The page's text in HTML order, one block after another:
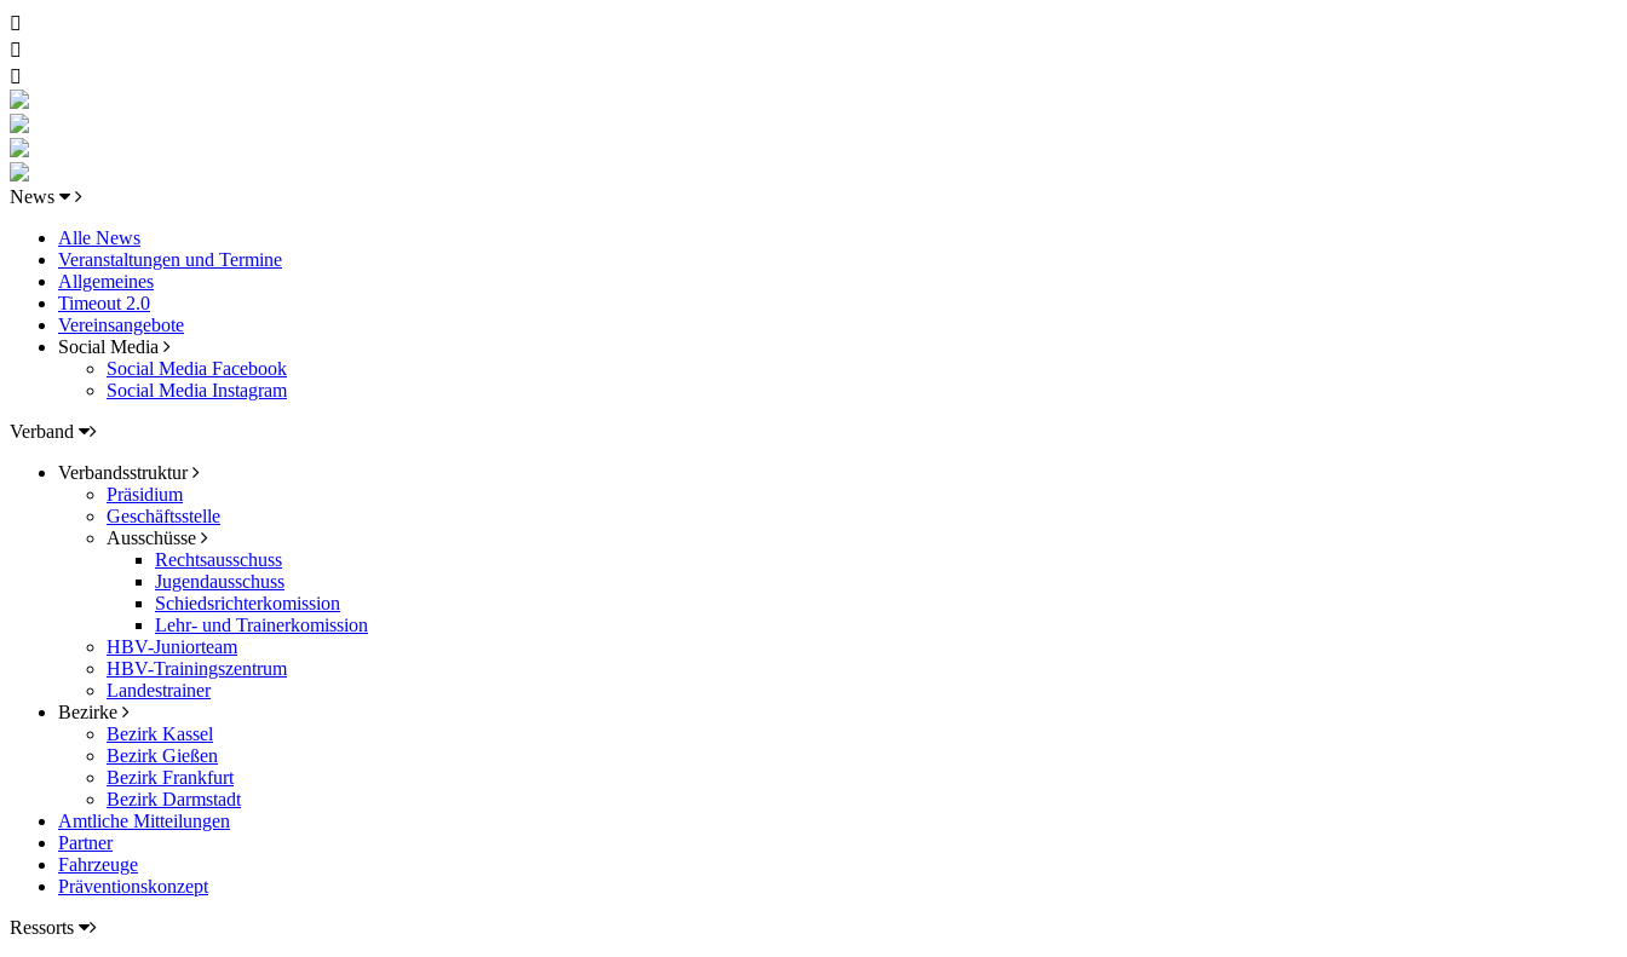
News
Alle News
Veranstaltungen und Termine
Allgemeines
Timeout 2.0
Vereinsangebote
Social Media
Social Media Facebook
Social Media Instagram
Verband
Verbandsstruktur
Präsidium
Geschäftsstelle
Ausschüsse
Rechtsausschuss
Jugendausschuss
Schiedsrichterkomission
Lehr- und Trainerkomission
HBV-Juniorteam
HBV-Trainingszentrum
Landestrainer
Bezirke
Bezirk Kassel
Bezirk Gießen
Bezirk Frankfurt
Bezirk Darmstadt
Amtliche Mitteilungen
Partner
Fahrzeuge
Präventionskonzept
Ressorts